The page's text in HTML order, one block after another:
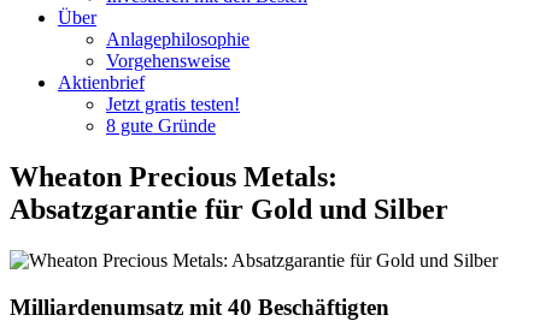
Über
Anlagephilosophie
Vorgehensweise
Aktienbrief
Jetzt gratis testen!
8 gute Gründe
Wheaton Precious Metals:
Absatzgarantie für Gold und Silber
Milliardenumsatz mit 40 Beschäftigten